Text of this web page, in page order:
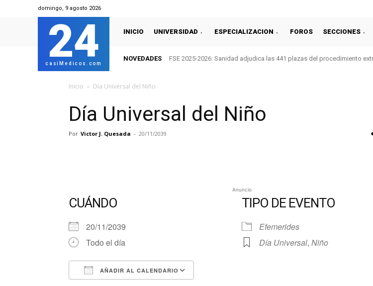
domingo, 9 agosto 2026
24
casiMedicos.com
INICIO UNIVERSIDAD ESPECIALIZACION FOROS SECCIONES
NOVEDADES FSE 2025-2026: Sanidad adjudica las 441 plazas del procedimiento
Inicio Día Universal del Niño
Día Universal del Niño
Por Victor J. Quesada - 20/11/2039
Anuncio
CUÁNDO
20/11/2039
Todo el día
AÑADIR AL CALENDARIO
TIPO DE EVENTO
Efemerides
Día Universal, Niño